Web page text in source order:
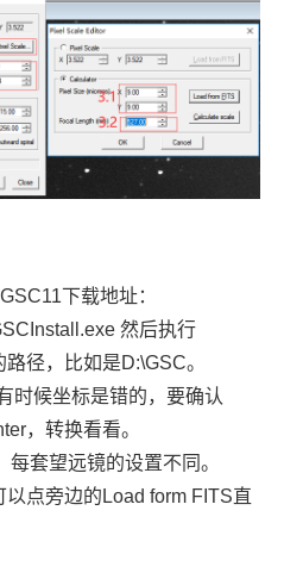
下载地址：
然后执行
径，比如是D:\GSC。
时候坐标是错的，要确认
，转换看看。
套望远镜的设置不同。
点旁边的Load form FITS直